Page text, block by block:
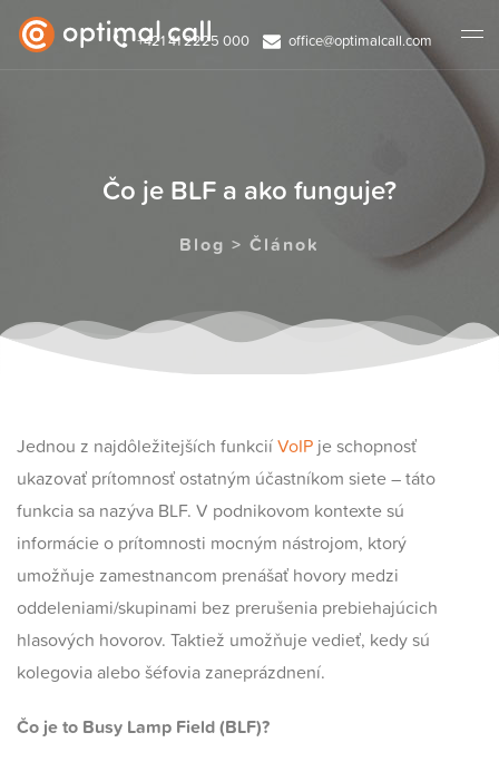
+421 41 2225 000 office@optimalcall.com
Čo je BLF a ako funguje?
Blog > Článok
Jednou z najdôležitejších funkciíVoIP je schopnosť
ukazovať prítomnosť ostatným účastníkom siete – táto
funkcia sa nazýva BLF. V podnikovom kontexte sú
informácie o prítomnosti mocným nástrojom, ktorý
umožňuje zamestnancom prenášať hovory medzi
oddeleniami/skupinami bez prerušenia prebiehajúcich
hlasových hovorov. Taktiež umožňuje vedieť, kedy sú
kolegovia alebo šéfovia zaneprázdnení.
Čo je to Busy Lamp Field (BLF)?